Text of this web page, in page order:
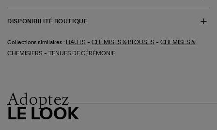
DISPONIBILITÉ BOUTIQUE
Collections similaires : HAUTS -CHEMISES & BLOUSES -CHEMISES &
CHEMISIERS -TENUES DE CÉRÉMONIE
Adoptez
LE LOOK